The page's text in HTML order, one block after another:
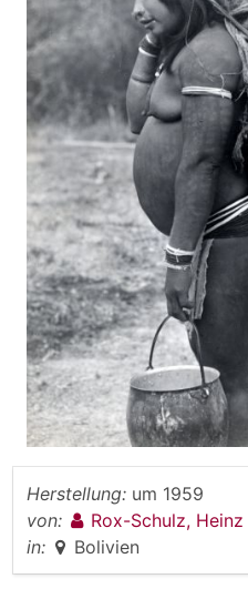
Herstellung: um 1959
von:
Rox-Schulz, Heinz
in:
Bolivien